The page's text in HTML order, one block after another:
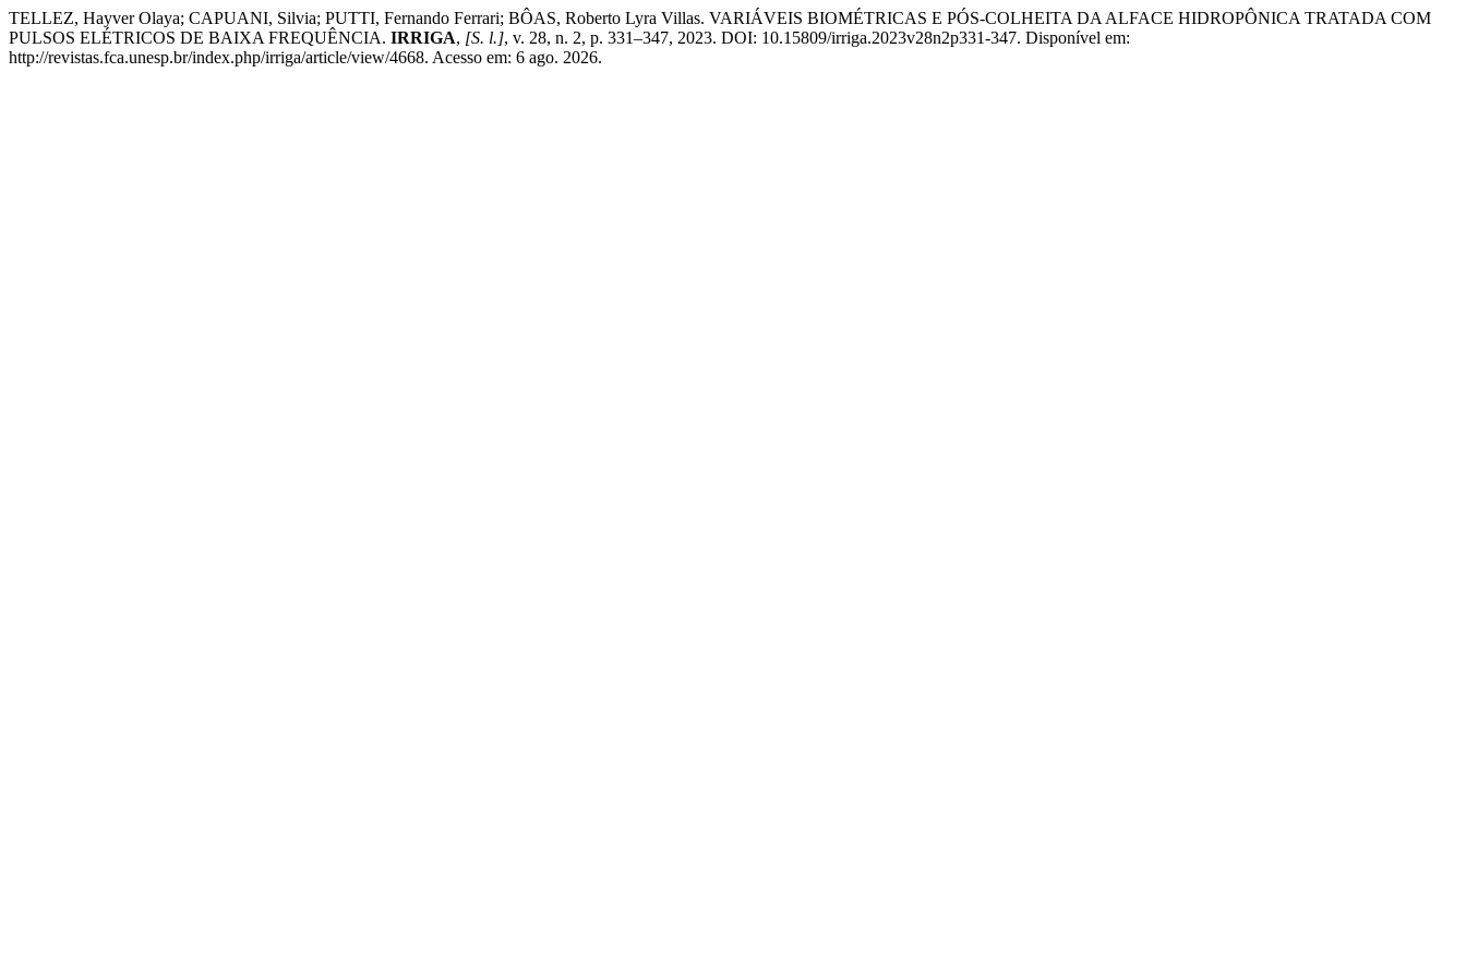
TELLEZ, Hayver Olaya; CAPUANI, Silvia; PUTTI, Fernando Ferrari; BÔAS, Roberto Lyra Villas. VARIÁVEIS BIOMÉTRICAS E PÓS-COLHEITA DA ALFACE HIDROPÔNICA TRATADA COM
PULSOS ELÉTRICOS DE BAIXA FREQUÊNCIA. IRRIGA, [S. l.], v. 28, n. 2, p. 331–347, 2023. DOI: 10.15809/irriga.2023v28n2p331-347. Disponível em:
http://revistas.fca.unesp.br/index.php/irriga/article/view/4668. Acesso em: 6 ago. 2026.